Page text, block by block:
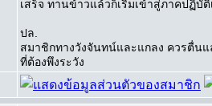
เสร็จ ทานข้าวแล้วก็เริ่มเข้าสู่ภาคปฏิบัติ
ปล.
สมาชิกทางวังจันทน์และแกลง ควรตื่นแ
ที่ต้องพึงระวัง